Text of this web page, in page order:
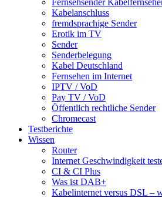
Fernsehsender
Kabelanschluss
fremdsprachige Sender
Erotik im TV
Sender
Senderbelegung
Kabel Deutschland
Fernsehen im Internet
IPTV / VoD
Pay TV / VoD
Öffentlich rechtliche Sender
Chromecast
Testberichte
Wissen
Router
Internet Geschwindigkeit
CI & CI Plus
Was ist DAB+
Kabelinternet versus DSL –